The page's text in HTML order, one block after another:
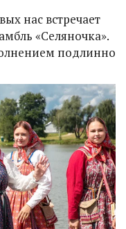
нас встречает
«Селяночка».
подлинно